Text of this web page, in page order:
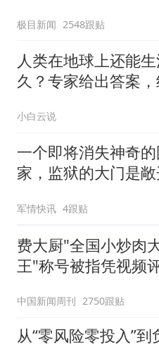
聘，成立调查组全面
极目新闻 2548跟贴
人类在地球上还能
久？专家给出答案，
小白云说
一个即将消失神奇的
家，监狱的大门是
讲
军情快讯 4跟贴
费大厨"全国小炒肉
王"称号被指凭视频
中国新闻周刊 2750跟贴